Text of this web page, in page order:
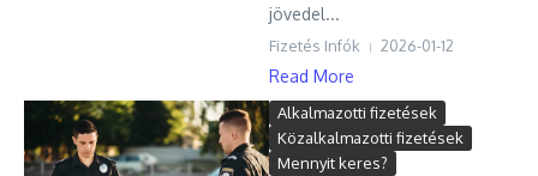
jövedel...
Fizetés Infók 2026-01-12
Read More
Alkalmazotti fizetések
Közalkalmazotti fizetések
Mennyit keres?